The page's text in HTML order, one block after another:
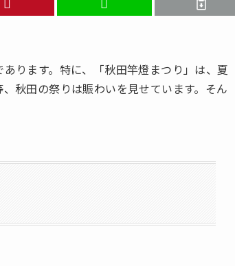
ります。特に、「秋田竿燈まつり」は、夏
秋田の祭りは賑わいを見せています。そん